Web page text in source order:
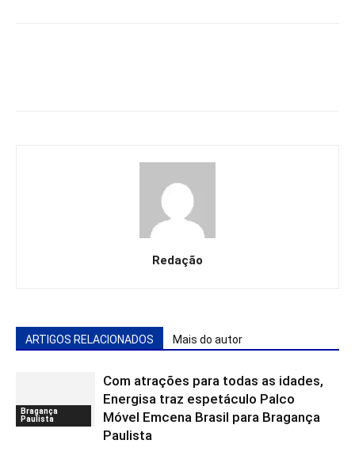
Redação
ARTIGOS RELACIONADOS Mais do autor
Bragança
Paulista
Com atrações para todas as idades,
Energisa traz espetáculo Palco
Móvel Emcena Brasil para Bragança
Paulista